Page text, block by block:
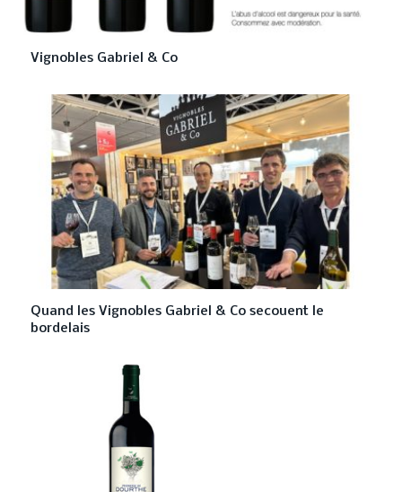
Vignobles Gabriel & Co
Quand les Vignobles Gabriel & Co secouent le
bordelais